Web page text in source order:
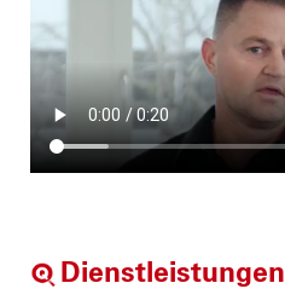
Dienstleistungen